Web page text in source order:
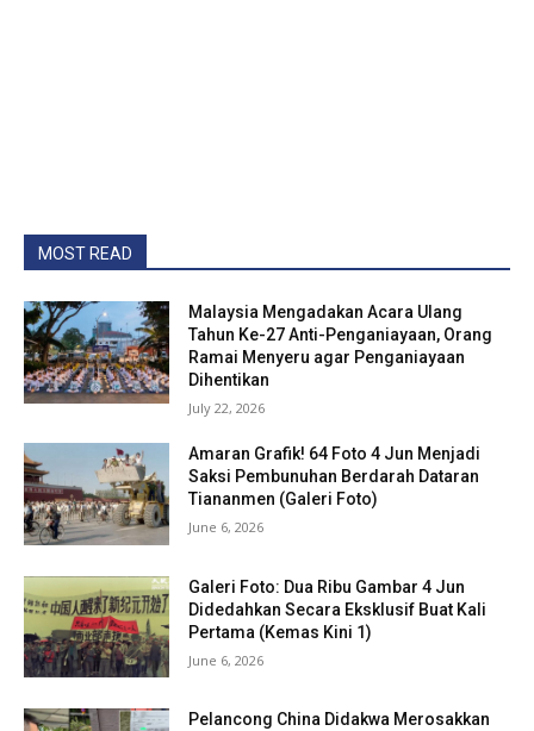
MOST READ
Malaysia Mengadakan Acara Ulang
Tahun Ke-27 Anti-Penganiayaan, Orang
Ramai Menyeru agar Penganiayaan
Dihentikan
July 22, 2026
Amaran Grafik! 64 Foto 4 Jun Menjadi
Saksi Pembunuhan Berdarah Dataran
Tiananmen (Galeri Foto)
June 6, 2026
Galeri Foto: Dua Ribu Gambar 4 Jun
Didedahkan Secara Eksklusif Buat Kali
Pertama (Kemas Kini 1)
June 6, 2026
Pelancong China Didakwa Merosakkan